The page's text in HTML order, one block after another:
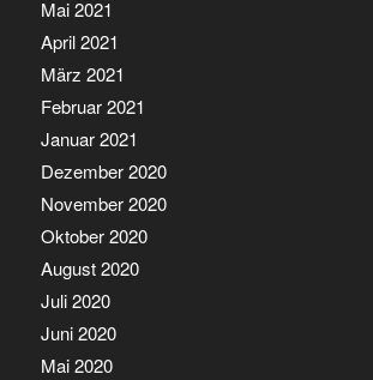
Mai 2021
April 2021
März 2021
Februar 2021
Januar 2021
Dezember 2020
November 2020
Oktober 2020
August 2020
Juli 2020
Juni 2020
Mai 2020